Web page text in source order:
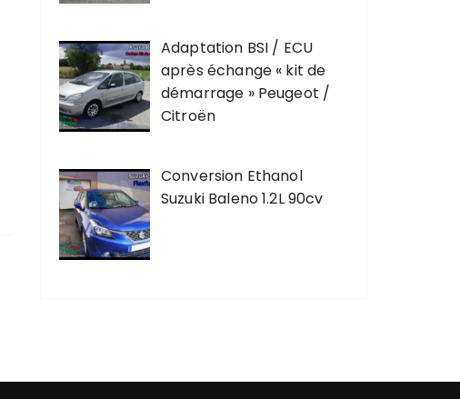
Adaptation BSI / ECU
après échange « kit de
démarrage » Peugeot /
Citroën
Conversion Ethanol
Suzuki Baleno 1.2L 90cv